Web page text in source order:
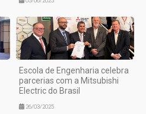
Escola de Engenharia celebra
parcerias com a Mitsubishi
Electric do Brasil
26/03/2025